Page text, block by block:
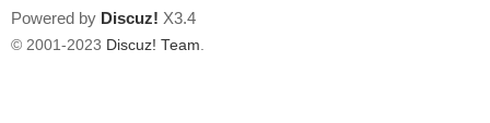
Powered by Discuz! X3.4
© 2001-2023 Discuz! Team.